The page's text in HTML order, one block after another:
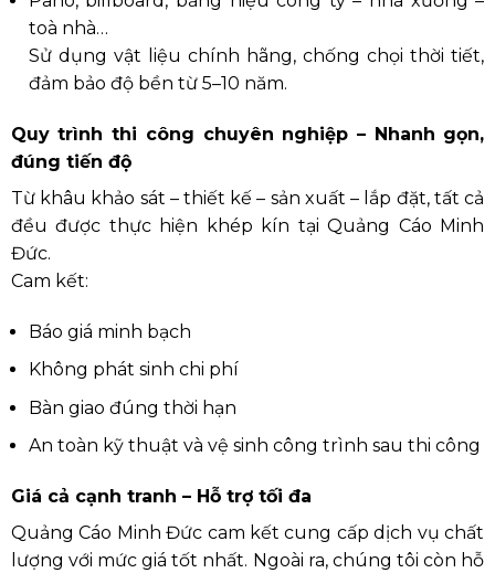
toà nhà…
Sử dụng vật liệu chính hãng, chống chọi thời tiết,
đảm bảo độ bền từ 5–10 năm.
Quy trình thi công chuyên nghiệp – Nhanh gọn,
đúng tiến độ
Từ khâu khảo sát – thiết kế – sản xuất – lắp đặt, tất cả
đều được thực hiện khép kín tại Quảng Cáo Minh
Đức.
Cam kết:
Báo giá minh bạch
Không phát sinh chi phí
Bàn giao đúng thời hạn
An toàn kỹ thuật và vệ sinh công trình sau thi công
Giá cả cạnh tranh – Hỗ trợ tối đa
Quảng Cáo Minh Đức cam kết cung cấp dịch vụ chất
lượng với mức giá tốt nhất. Ngoài ra, chúng tôi còn hỗ